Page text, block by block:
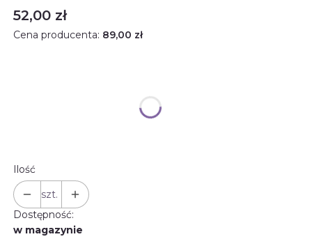
Cena
52,00 zł
Cena producenta: 89,00 zł
Ilość
szt.
Dostępność:
w magazynie